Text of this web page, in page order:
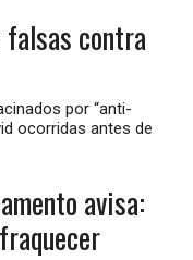
contra
por “anti-
ocorridas antes de
avisa: